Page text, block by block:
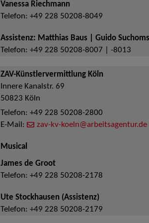
Vanessa Riechmann
Telefon: +49 228 50208-8049
Assistenz: Matthias Baus | Guido
Telefon: +49 228 50208-8007 | -8013
ZAV-Künstlervermittlung Köln
Innere Kanalstr. 69
50823 Köln
Telefon: +49 228 50208-2800
E-Mail:
zav-kv-koeln@arbeitsagentur.de
Musical
James de Groot
Telefon: +49 228 50208-2178
Ute Stockhausen (Assistenz)
Telefon: +49 228 50208-2179